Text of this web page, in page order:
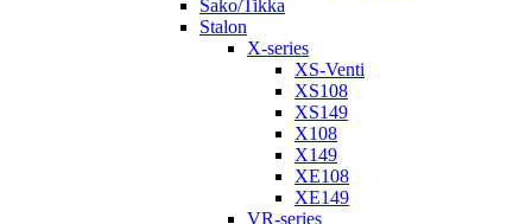
Sako/Tikka
Stalon
X-series
XS-Venti
XS108
XS149
X108
X149
XE108
XE149
VR-series